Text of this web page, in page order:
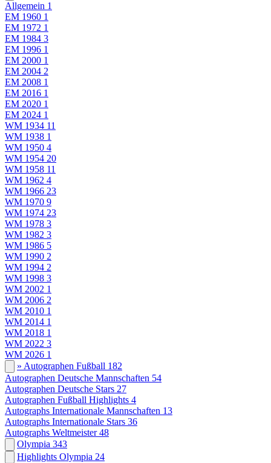
Allgemein 1
EM 1960 1
EM 1972 1
EM 1984 3
EM 1996 1
EM 2000 1
EM 2004 2
EM 2008 1
EM 2016 1
EM 2020 1
EM 2024 1
WM 1934 11
WM 1938 1
WM 1950 4
WM 1954 20
WM 1958 11
WM 1962 4
WM 1966 23
WM 1970 9
WM 1974 23
WM 1978 3
WM 1982 3
WM 1986 5
WM 1990 2
WM 1994 2
WM 1998 3
WM 2002 1
WM 2006 2
WM 2010 1
WM 2014 1
WM 2018 1
WM 2022 3
WM 2026 1
» Autographen Fußball 182
Autographen Deutsche Mannschaften 54
Autographen Deutsche Stars 27
Autographen Fußball Highlights 4
Autographs Internationale Mannschaften 13
Autographs Internationale Stars 36
Autographs Weltmeister 48
Olympia 343
Highlights Olympia 24